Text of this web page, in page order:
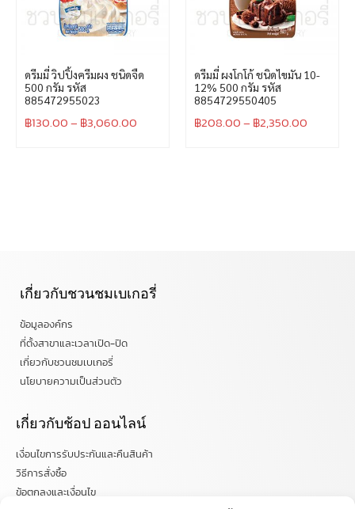
ดรีมมี่ วิปปิ้งครีมผง ชนิดจืด
500 กรัม รหัส
885472955023
฿130.00– ฿3,060.00
ดรีมมี่ ผงโกโก้ ชนิดไขมัน 10-
12% 500 กรัม รหัส
8854729550405
฿208.00– ฿2,350.00
เกี่ยวกับชวนชมเบเกอรี่
ข้อมูลองค์กร
ที่ตั้งสาขาและเวลาเปิด-ปิด
เกี่ยวกับชวนชมเบเกอรี่
นโยบายความเป็นส่วนตัว
เกี่ยวกับช้อป ออนไลน์
เงื่อนไขการรับประกันและคืนสินค้า
วิธีการสั่งซื้อ
ข้อตกลงและเงื่อนไข